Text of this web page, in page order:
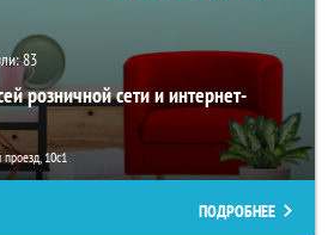
83
розничной сети и интернет-
10с1
ПОДРОБНЕЕ